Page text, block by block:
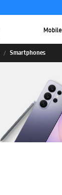
Mobile
Smartphones